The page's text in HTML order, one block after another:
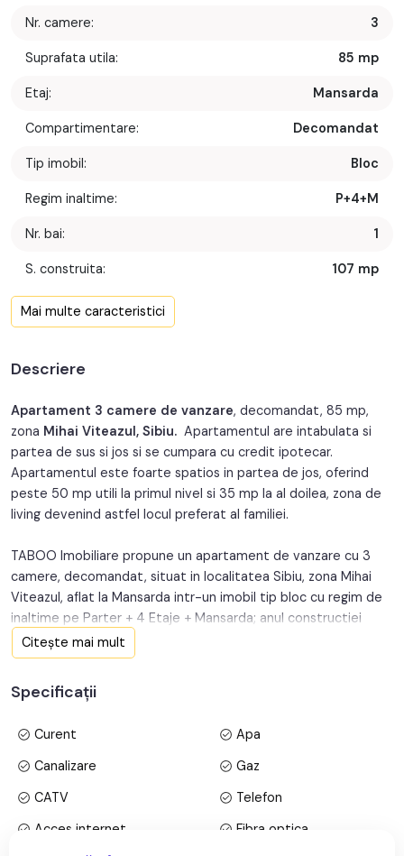
Nr. camere: 3
Suprafata utila: 85 mp
Etaj: Mansarda
Compartimentare: Decomandat
Tip imobil: Bloc
Regim inaltime: P+4+M
Nr. bai: 1
S. construita: 107 mp
Confort:
Nr. balcoane:
An constructie: 1986
An renovare:
Structura: Caramida
Mai multe caracteristici
Descriere
Apartament 3 camere de vanzare, decomandat, 85 mp,
zona Mihai Viteazul, Sibiu. Apartamentul are intabulata si
partea de sus si jos si se cumpara cu credit ipotecar.
Apartamentul este foarte spatios in partea de jos, oferind
peste 50 mp utili la primul nivel si 35 mp la al doilea, zona de
living devenind astfel locul preferat al familiei.
TABOO Imobiliare propune un apartament de vanzare cu 3
camere, decomandat, situat in localitatea Sibiu, zona Mihai
Viteazul, aflat la Mansarda intr-un imobil tip bloc cu regim de
inaltime pe Parter + 4 Etaje + Mansarda; anul constructiei
1986, structura caramida. Suprafata utila de 85 mp + balcon
de 5 mp.
Apartamentul este structurat astfel:
• Bucatarie + Living + Balcon;
• Baie;
La etaj:
• 2 Dormitoare;
Citește mai mult
Specificații
Curent
Apa
Canalizare
Gaz
CATV
Telefon
Acces internet
Fibra optica